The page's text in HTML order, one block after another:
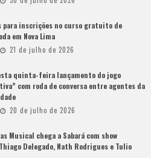
para inscrições no curso gratuito de
em Nova Lima
21 de julho de 2026
quinta-feira lançamento do jogo
com roda de conversa entre agentes da
20 de julho de 2026
Musical chega a Sabará com show
Delegado, Nath Rodrigues e Tulio